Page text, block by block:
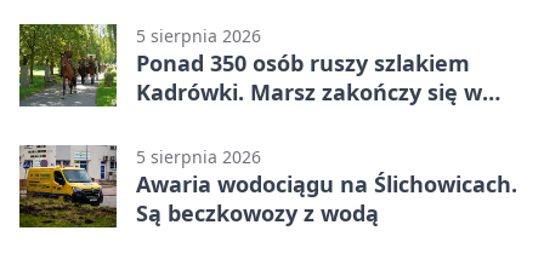
5 sierpnia 2026
Ponad 350 osób ruszy szlakiem
Kadrówki. Marsz zakończy się w
5 sierpnia 2026
Awaria wodociągu na Ślichowicach.
Są beczkowozy z wodą